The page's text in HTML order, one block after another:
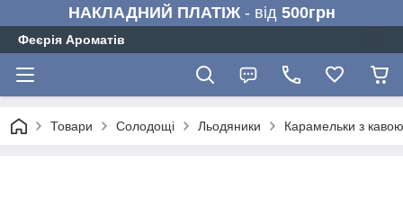
НАКЛАДНИЙ ПЛАТІЖ- від 500грн
Феєрія Ароматів
Товари Солодощі Льодяники Карамельки з